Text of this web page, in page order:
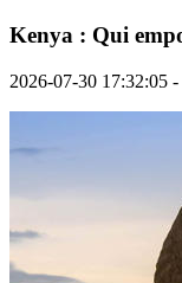
Kenya : Qui
2026-07-30 17:32:05